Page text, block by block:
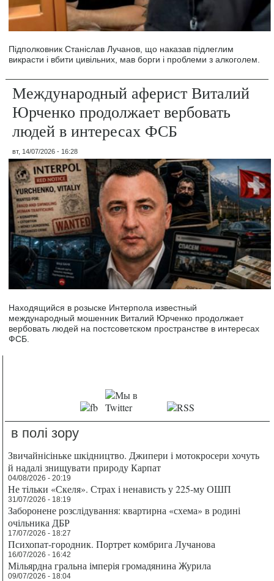
Підполковник Станіслав Лучанов, що наказав підлеглим
викрасти і вбити цивільних, мав борги і проблеми з алкоголем.
Международный аферист Виталий
Юрченко продолжает вербовать
людей в интересах ФСБ
вт, 14/07/2026 - 16:28
Находящийся в розыске Интерпола известный
международный мошенник Виталий Юрченко продолжает
вербовать людей на постсоветском пространстве в интересах
ФСБ.
в полі зору
Звичайнісіньке шкідництво. Джипери і мотокросери хочуть
й надалі знищувати природу Карпат
04/08/2026 - 20:19
Не тільки «Скеля». Страх і ненависть у 225-му ОШП
31/07/2026 - 18:19
Заборонене розслідування: квартирна «схема» в родині
очільника ДБР
17/07/2026 - 18:27
Психопат-городник. Портрет комбрига Лучанова
16/07/2026 - 16:42
Мільярдна гральна імперія громадянина Журила
09/07/2026 - 18:04